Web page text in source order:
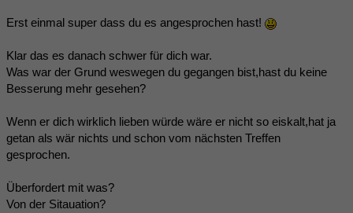
Erst einmal super dass du es angesprochen hast!
Klar das es danach schwer für dich war.
Was war der Grund weswegen du gegangen bist,hast du keine
Besserung mehr gesehen?
Wenn er dich wirklich lieben würde wäre er nicht so eiskalt,hat ja
getan als wär nichts und schon vom nächsten Treffen
gesprochen.
Überfordert mit was?
Von der Sitauation?